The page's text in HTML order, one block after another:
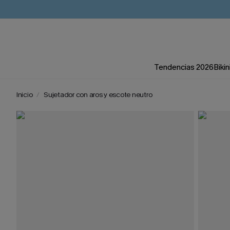
Tendencias 2026
Inicio Sujetador con aros y escote neutro